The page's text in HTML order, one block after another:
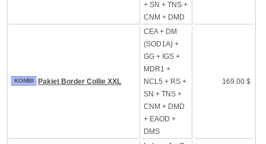
+ SN + TNS +
CNM + DMD
KOMBI Pakiet Border Collie XXL
CEA + DM
(SOD1A) +
GG + IGS +
MDR1 +
NCL5 + RS +
SN + TNS +
CNM + DMD
+ EAOD +
DMS
169.00 $